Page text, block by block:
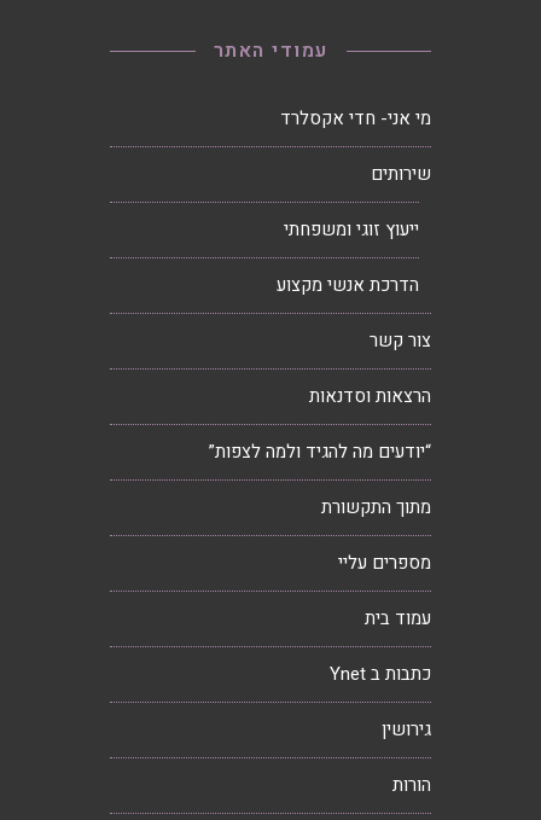
עמודי האתר
מי אני- חדי אקסלרד
שירותים
ייעוץ זוגי ומשפחתי
הדרכת אנשי מקצוע
צור קשר
הרצאות וסדנאות
“יודעים מה להגיד ולמה לצפות”
מתוך התקשורת
מספרים עליי
עמוד בית
כתבות ב Ynet
גירושין
הורות